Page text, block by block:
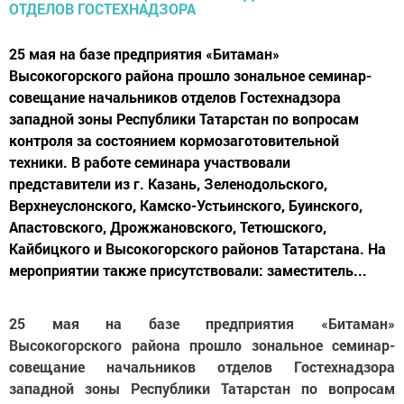
25 мая на базе предприятия «Битаман»
Высокогорского района прошло зональное семинар-
совещание начальников отделов Гостехнадзора
западной зоны Республики Татарстан по вопросам
контроля за состоянием кормозаготовительной
техники. В работе семинара участвовали
представители из г. Казань, Зеленодольского,
Верхнеуслонского, Камско-Устьинского, Буинского,
Апастовского, Дрожжановского, Тетюшского,
Кайбицкого и Высокогорского районов Татарстана. На
мероприятии также присутствовали: заместитель...
25 мая на базе предприятия «Битаман»
Высокогорского района прошло зональное семинар-
совещание начальников отделов Гостехнадзора
западной зоны Республики Татарстан по вопросам